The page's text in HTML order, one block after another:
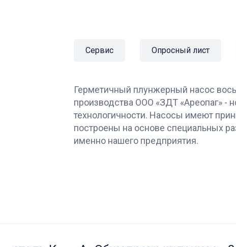
Сервис Опросный лист
Герметичный плунжерный насос
производства ООО «ЗДТ «Ареопаг» -
технологичности. Насосы имеют
построены на основе специальных
именно нашего предприятия.